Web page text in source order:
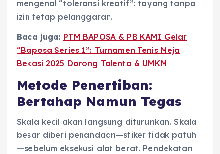
mengenal “toleransi kreatif”: tayang tanpa
izin tetap pelanggaran.
Baca juga: PTM BAPOSA & PB KAMI Gelar
“Baposa Series 1”: Turnamen Tenis Meja
Bekasi 2025 Dorong Talenta & UMKM
Metode Penertiban:
Bertahap Namun Tegas
Skala kecil akan langsung diturunkan. Skala
besar diberi penandaan—stiker tidak patuh
—sebelum eksekusi alat berat. Pendekatan